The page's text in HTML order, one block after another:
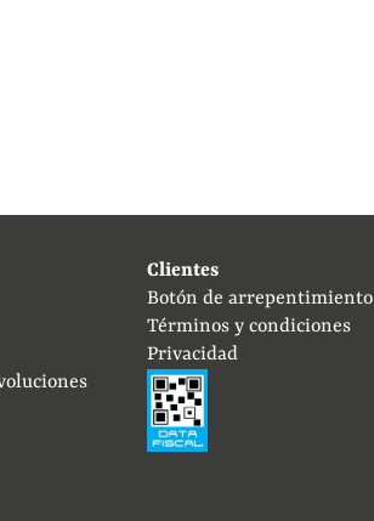
Clientes
Botón de arrepentimiento
Términos y condiciones
Privacidad